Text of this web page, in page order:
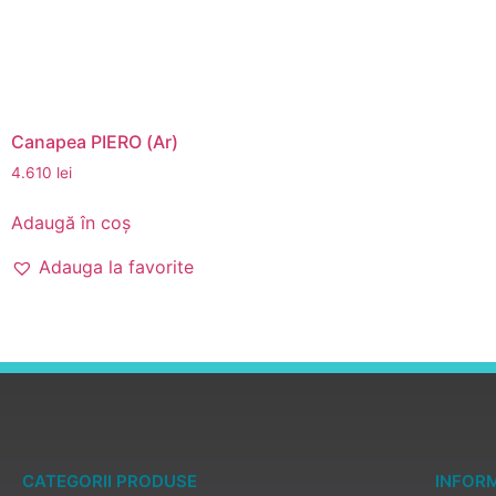
Canapea PIERO (Ar)
4.610 lei
Adaugă în coș
Adauga la favorite
CATEGORII PRODUSE